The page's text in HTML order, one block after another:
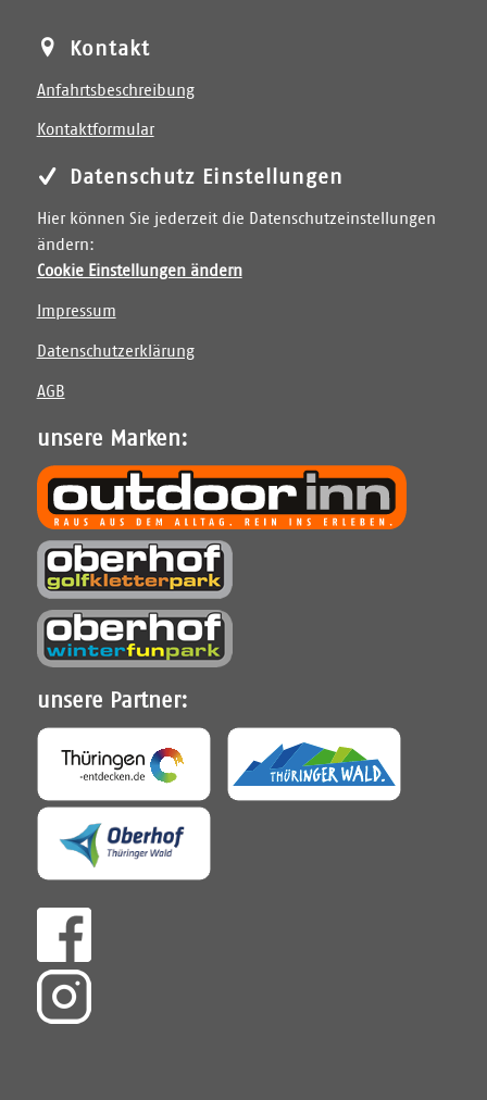
Kontakt
Anfahrtsbeschreibung
Kontaktformular
Datenschutz Einstellungen
Hier können Sie jederzeit die Datenschutzeinstellungen
ändern:
Cookie Einstellungen ändern
Impressum
Datenschutzerklärung
AGB
unsere Marken:
unsere Partner: